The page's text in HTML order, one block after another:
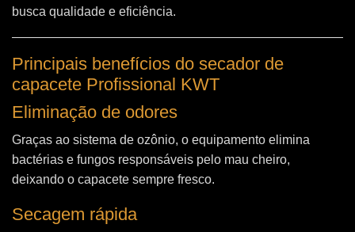
busca qualidade e eficiência.
Principais benefícios do secador de
capacete Profissional KWT
Eliminação de odores
Graças ao sistema de ozônio, o equipamento elimina
bactérias e fungos responsáveis pelo mau cheiro,
deixando o capacete sempre fresco.
Secagem rápida